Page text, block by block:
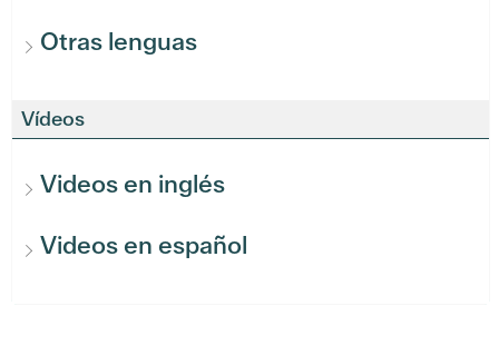
Otras lenguas
Vídeos
Videos en inglés
Videos en español